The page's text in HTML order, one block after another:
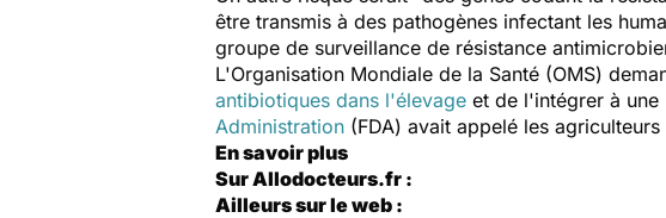
être transmis à des pathogènes infectant les
groupe de surveillance de résistance
L'Organisation Mondiale de la Santé (OMS)
antibiotiques dans l'élevage et de l'intégrer à
Administration (FDA) avait appelé les
En savoir plus
Sur Allodocteurs.fr :
Ailleurs sur le web :